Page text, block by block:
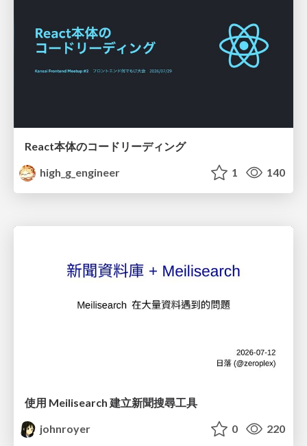
React本体のコードリーディング
high_g_engineer
1 140
使用 Meilisearch 建立新聞搜尋工具
johnroyer
0 220